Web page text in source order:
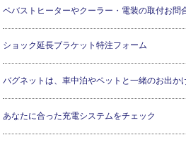
ベバストヒーターやクーラー・電装の取付お問
ショック延長ブラケット特注フォーム
バグネットは、車中泊やペットと一緒のお出か
あなたに合った充電システムをチェック